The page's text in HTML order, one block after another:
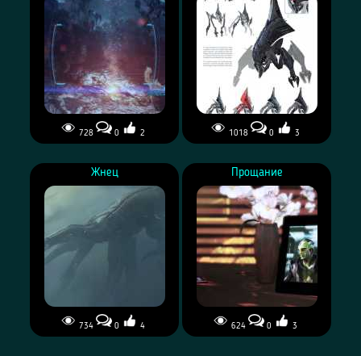
728 0 2 1018 0 3
Жнец
734 0 4
Прощание
624 0 3